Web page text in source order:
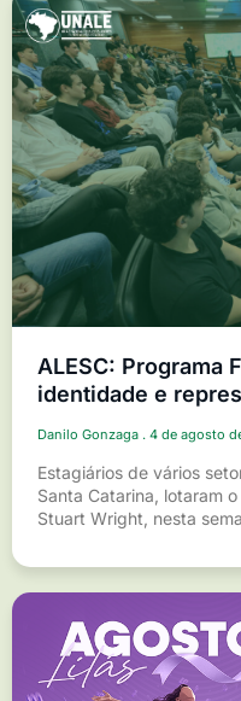
ALESC: Programa
identidade e
Danilo Gonzaga 4 de agosto
Estagiários de vários
Santa Catarina, lotaram
Stuart Wright, nesta